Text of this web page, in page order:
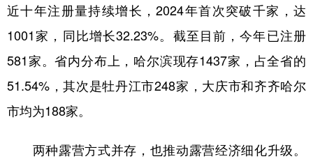
近十年注册量持续增长，2024年首次突破千家，达
1001家，同比增长32.23%。截至目前，今年已注册
581家。省内分布上，哈尔滨现存1437家，占全省的
51.54%，其次是牡丹江市248家，大庆市和齐齐哈尔
市均为188家。
两种露营方式并存，也推动露营经济细化升级。